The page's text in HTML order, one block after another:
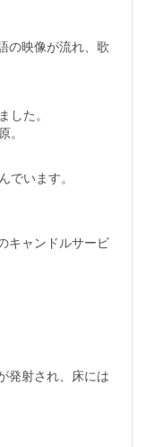
の映像が流れ、歌
した。
。
でいます。
キャンドルサービ
発射され、床には